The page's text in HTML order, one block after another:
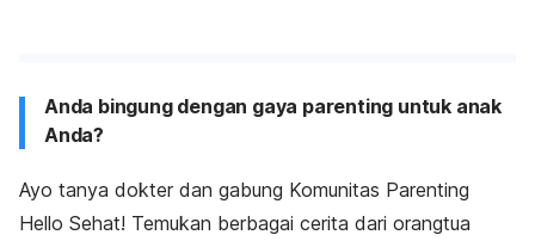
Anda bingung dengan gaya parenting untuk anak
Anda?
Ayo tanya dokter dan gabung Komunitas Parenting
Hello Sehat! Temukan berbagai cerita dari orangtua